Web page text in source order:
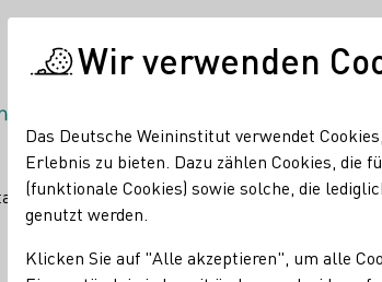
Öko Wein Messe - FRANKEN
Wir verwenden
Das Deutsche Weininstitut verwendet
Erlebnis zu bieten. Dazu zählen Cookies, die
(funktionale Cookies) sowie solche, die
genutzt werden.
Klicken Sie auf "Alle akzeptieren", um alle